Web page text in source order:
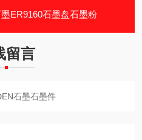
ER9160石墨盘石墨粉
留言